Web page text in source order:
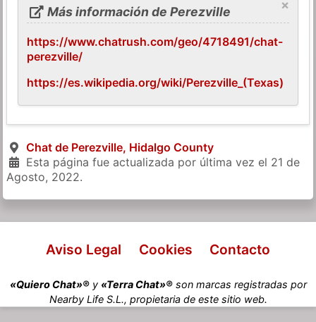
×
Más información de Perezville
https://www.chatrush.com/geo/4718491/chat-
perezville/
https://es.wikipedia.org/wiki/Perezville_(Texas)
Chat de Perezville, Hidalgo County
Esta página fue actualizada por última vez el 21 de
Agosto, 2022.
Aviso Legal Cookies Contacto
«Quiero Chat»®y «Terra Chat»®son marcas registradas por
Nearby Life S.L., propietaria de este sitio web.